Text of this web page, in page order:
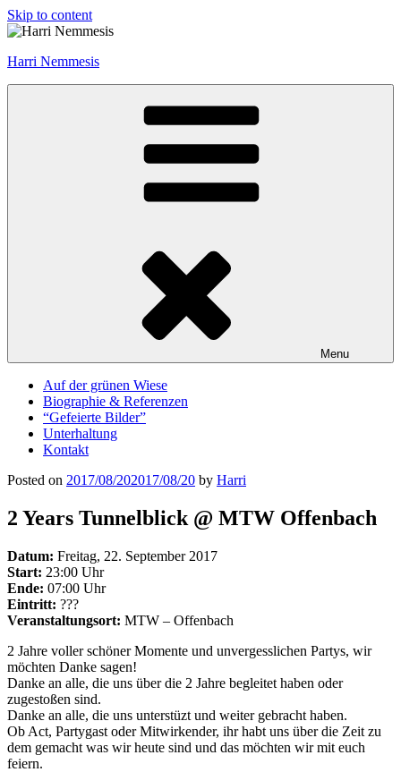
Skip to content
Harri Nemmesis
Menu
Auf der grünen Wiese
Biographie & Referenzen
“Gefeierte Bilder”
Unterhaltung
Kontakt
Posted on 2017/08/202017/08/20 by Harri
2 Years Tunnelblick @ MTW Offenbach
Datum: Freitag, 22. September 2017
Start: 23:00 Uhr
Ende: 07:00 Uhr
Eintritt: ???
Veranstaltungsort: MTW – Offenbach
2 Jahre voller schöner Momente und unvergesslichen Partys, wir
möchten Danke sagen!
Danke an alle, die uns über die 2 Jahre begleitet haben oder
zugestoßen sind.
Danke an alle, die uns unterstüzt und weiter gebracht haben.
Ob Act, Partygast oder Mitwirkender, ihr habt uns über die Zeit zu
dem gemacht was wir heute sind und das möchten wir mit euch
feiern.